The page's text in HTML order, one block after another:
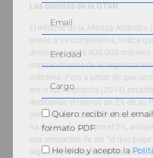
Las cuentas de la OTAN
El informe de la Alianza Atlántica
previo a su cumpleaños, indica
destinaron más 900.000 millones
mantenimiento de la
militares. Pero a pesar de que un
entre los miembros (2014)
dedicarían el menos un 2% de su
pocos lo han cumplido hasta
ha superado siempre el 3%, así
esa sensación de ser “el que
algunos estadounidenses. 2023,
Quiero recibir en el
formato PDF
He leído y acepto la